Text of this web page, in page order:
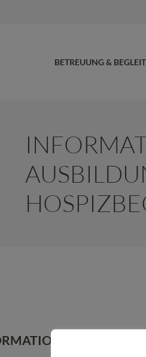
BETREUUNG &